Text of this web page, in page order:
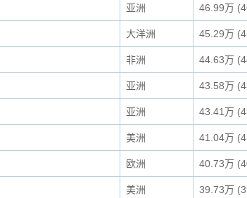
亚洲 46.99万
大洋洲 45.29万
非洲 44.63万
亚洲 43.58万
亚洲 43.41万
美洲 41.04万
欧洲 40.73万
美洲 39.73万